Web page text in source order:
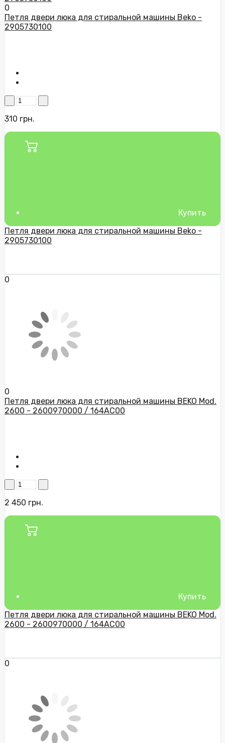
0
Петля двери люка для стиральной машины Beko -
2905730100
310 грн.
Купить
Петля двери люка для стиральной машины Beko -
2905730100
0
0
Петля двери люка для стиральной машины BEKO Mod.
2600 - 2600970000 / 164AC00
2 450 грн.
Купить
Петля двери люка для стиральной машины BEKO Mod.
2600 - 2600970000 / 164AC00
0